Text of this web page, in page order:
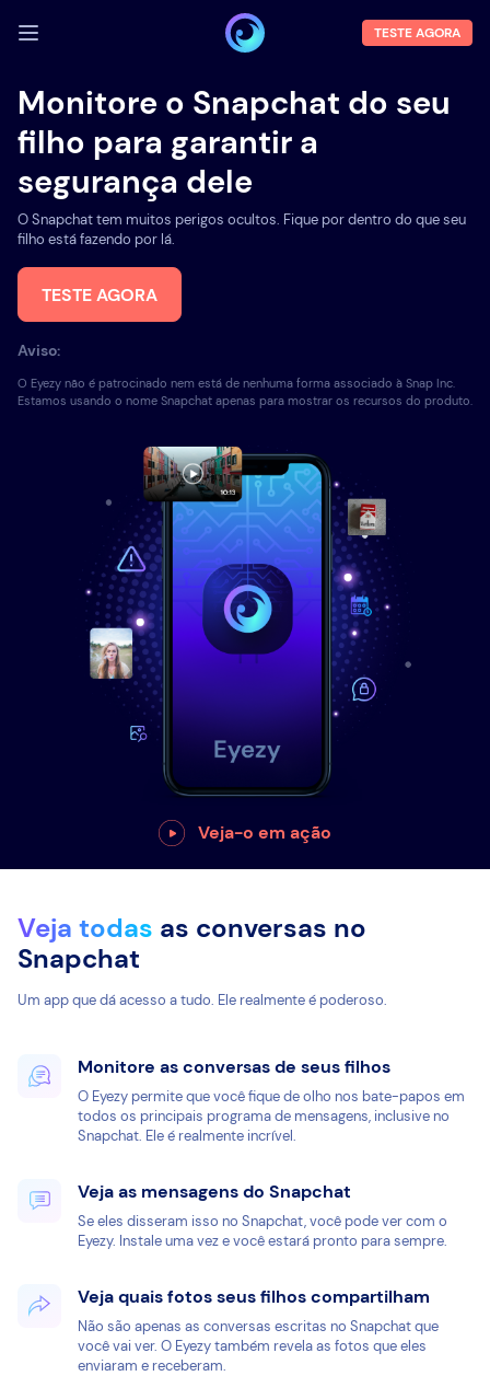
FAZER LOGIN
Demo
Funções
Sobre Nós
Blog
TESTE AGORA
Monitore o Snapchat do seu
filho para garantir a
segurança dele
O Snapchat tem muitos perigos ocultos. Fique por dentro do que seu
filho está fazendo por lá.
TESTE AGORA
Veja-o em ação
Aviso:
O Eyezy não é patrocinado nem está de nenhuma forma associado à Snap Inc.
Estamos usando o nome Snapchat apenas para mostrar os recursos do produto.
Veja todas as conversas no
Snapchat
Um app que dá acesso a tudo. Ele realmente é poderoso.
Monitore as conversas de seus filhos
O Eyezy permite que você fique de olho nos bate-papos em
todos os principais programa de mensagens, inclusive no
Snapchat. Ele é realmente incrível.
Veja as mensagens do Snapchat
Se eles disseram isso no Snapchat, você pode ver com o
Eyezy. Instale uma vez e você estará pronto para sempre.
Veja quais fotos seus filhos compartilham
Não são apenas as conversas escritas no Snapchat que
você vai ver. O Eyezy também revela as fotos que eles
enviaram e receberam.